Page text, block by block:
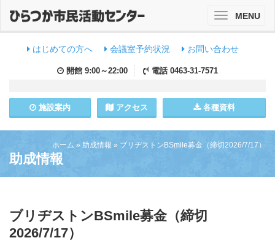
はじめての方へ 会議室予約状況 お問い合わせ
開館 9:00～22:00 電話 0463-31-7571
施設案内 アクセス 各種資料
ToggleMENU
ホーム » 助成情報 » ブリヂストンBSmile募金（締切2026/7/17）
助成情報
ブリヂストンBSmile募金（締切
2026/7/17）